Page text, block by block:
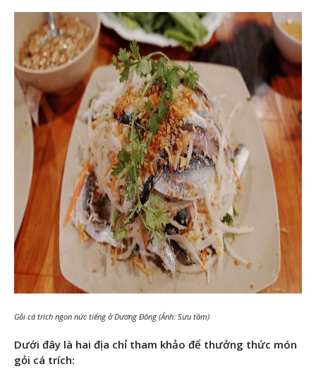
Gỏi cá trích ngon nức tiếng ở Dương Đông (Ảnh: Sưu tầm)
Dưới đây là hai địa chỉ tham khảo để thưởng thức món
gỏi cá trích: